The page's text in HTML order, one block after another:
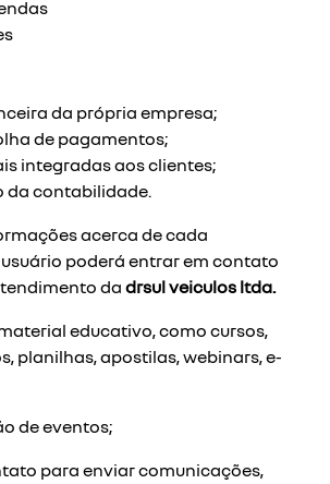
da própria empresa;
de pagamentos;
integradas aos clientes;
da contabilidade.
acerca de cada
poderá entrar em contato
dadrsul veiculos ltda.
educativo, como cursos,
planilhas, apostilas, webinars, e-
de eventos;
para enviar comunicações,